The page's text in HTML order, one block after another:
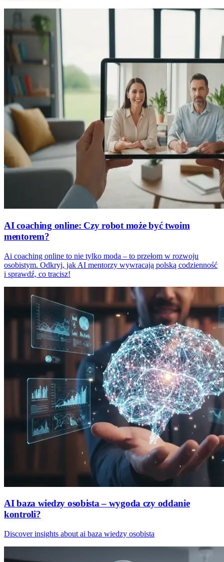
AI coaching online: Czy robot może być twoim
mentorem?
Ai coaching online to nie tylko moda – to przełom w rozwoju
osobistym. Odkryj, jak AI mentorzy wywracają polską codzienność
i sprawdź, co tracisz!
AI baza wiedzy osobista – wygoda czy oddanie
kontroli?
Discover insights about ai baza wiedzy osobista